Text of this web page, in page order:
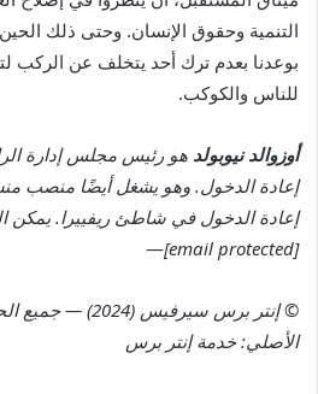
التنمية وحقوق الإنسان. وحتى ذلك
بوعدنا بعدم ترك أحد يتخلف عن الركب
للناس والكوكب.
أوزوالد نيوبولد هو رئيس مجلس إدارة
إعادة الدخول. وهو يشغل أيضًا منصب
إعادة الدخول في شاطئ ريفييرا. يمكن
[email protected]
—
© إنتر برس سيرفيس (2024) — جميع الحقوق محفوظة
الأصلي: خدمة إنتر برس